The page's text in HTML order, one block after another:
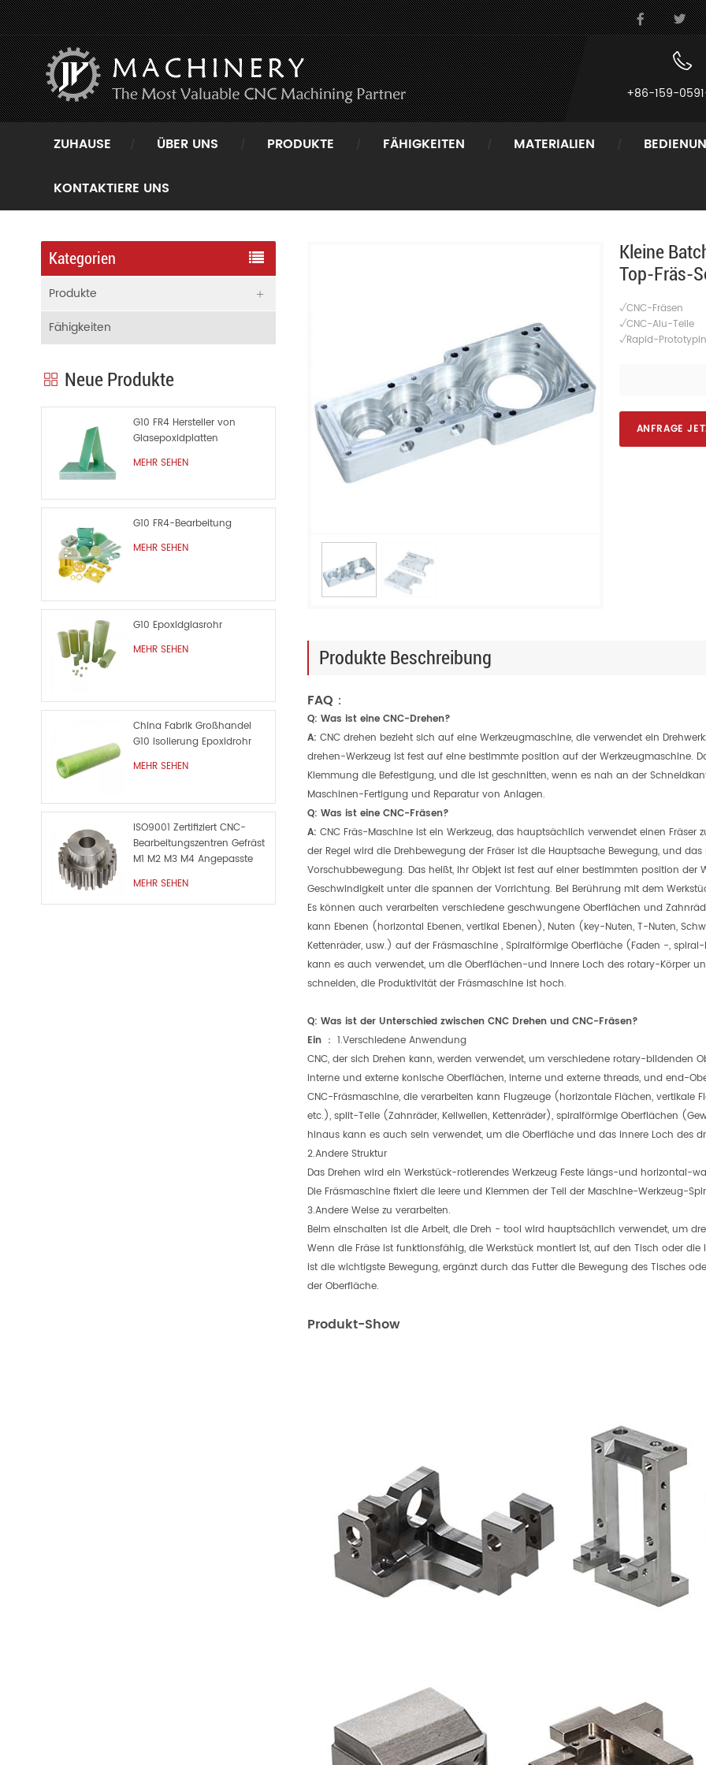
+86-159-
ZUHAUSE ÜBER UNS PRODUKTE FÄHIGKEITEN MATERIALIEN
KONTAKTIERE UNS
Zuhause Produkte
Kleine
Top-Fräs-
√CNC-Fräsen
√CNC-Alu-Teile
√Rapid-
ANFRAGE
Produkte Beschreibung
FAQ：
Q: Was ist eine CNC-Drehen?
A: CNC drehen bezieht sich auf eine Werkzeugmaschine, die verwendet ein
drehen-Werkzeug ist fest auf eine bestimmte position auf der Werkzeugmaschine.
Klemmung die Befestigung, und die ist geschnitten, wenn es nah an der
Maschinen-Fertigung und Reparatur von Anlagen.
Q: Was ist eine CNC-Fräsen?
A: CNC Fräs-Maschine ist ein Werkzeug, das hauptsächlich verwendet einen
der Regel wird die Drehbewegung der Fräser ist die Hauptsache Bewegung, und
Vorschubbewegung. Das heißt, Ihr Objekt ist fest auf einer bestimmten position
Geschwindigkeit unter die spannen der Vorrichtung. Bei Berührung mit dem
Es können auch verarbeiten verschiedene geschwungene Oberflächen und
kann Ebenen (horizontal Ebenen, vertikal Ebenen), Nuten (key-Nuten, T-Nuten,
Kettenräder, usw.) auf der Fräsmaschine , Spiralförmige Oberfläche (Faden -,
kann es auch verwendet, um die Oberflächen-und innere Loch des rotary-Körper
schneiden, die Produktivität der Fräsmaschine ist hoch.
Q: Was ist der Unterschied zwischen CNC Drehen und CNC-Fräsen?
Ein： 1.Verschiedene Anwendung
CNC, der sich Drehen kann, werden verwendet, um verschiedene rotary-bildenden
interne und externe konische Oberflächen, interne und externe threads, und end-
CNC-Fräsmaschine, die verarbeiten kann Flugzeuge (horizontale Flächen,
etc.), split-Teile (Zahnräder, Keilwellen, Kettenräder), spiralförmige Oberflächen
hinaus kann es auch sein verwendet, um die Oberfläche und das innere Loch des
2.Andere Struktur
Das Drehen wird ein Werkstück-rotierendes Werkzeug Feste längs-und
Die Fräsmaschine fixiert die leere und Klemmen der Teil der Maschine-Werkzeug-
3.Andere Weise zu verarbeiten.
Beim einschalten ist die Arbeit, die Dreh - tool wird hauptsächlich verwendet, um
Wenn die Fräse ist funktionsfähig, die Werkstück montiert ist, auf den Tisch oder
ist die wichtigste Bewegung, ergänzt durch das Futter die Bewegung des Tisches
der Oberfläche.
Produkt-Show
Kategorien
Produkte
Fähigkeiten
Neue Produkte
G10 FR4 Hersteller von
Glasepoxidplatten
MEHR SEHEN
G10 FR4-Bearbeitung
MEHR SEHEN
G10 Epoxidglasrohr
MEHR SEHEN
China Fabrik Großhandel
G10 Isolierung Epoxidrohr
MEHR SEHEN
ISO9001 Zertifiziert CNC-
Bearbeitungszentren Gefräst
M1 M2 M3 M4 Angepasste
MEHR SEHEN